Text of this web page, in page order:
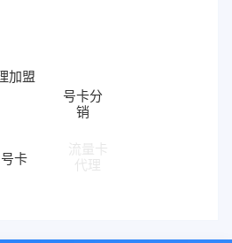
加盟
号卡分
销
流量卡
代理
卡